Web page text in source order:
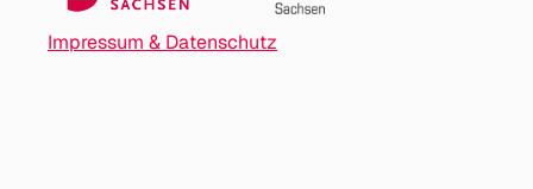
Impressum & Datenschutz